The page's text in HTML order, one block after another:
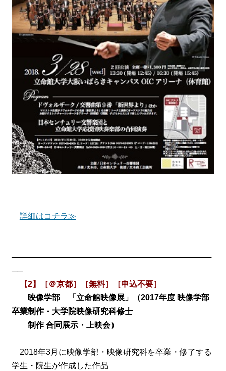
詳細はコチラ≫
────────────────────────────────────
──
【2】［＠京都］［無料］［申込不要］
映像学部 「立命館映像展」（2017年度 映像学部
卒業制作・大学院映像研究科修士
制作 合同展示・上映会）
2018年3月に映像学部・映像研究科を卒業・修了する
学生・院生が作成した作品